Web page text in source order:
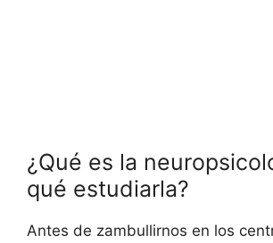
¿Qué es la
qué estudiarla?
Antes de zambullirnos en los